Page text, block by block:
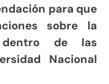
para que
sobre la
de las
Nacional